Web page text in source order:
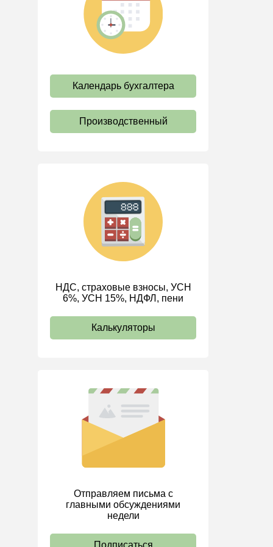
труда
Отпуск и время отдыха
Оплата труда
Ответственность и
взыскания
Пенсии
Трудовые книжки
Кадровые документы и
образцы
Персональные данные
ИП
Календарь бухгалтера
Производственный
НДС, страховые взносы, УСН
6%, УСН 15%, НДФЛ, пени
Калькуляторы
Отправляем письма с
главными обсуждениями
недели
Подписаться